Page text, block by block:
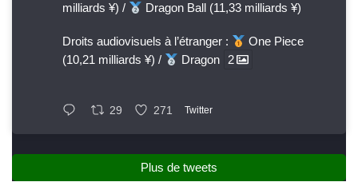
milliards ¥) /
Dragon Ball (11,33 milliards ¥)
Droits audiovisuels à l’étranger :
One Piece
(10,21 milliards ¥) /
Dragon 2
29 271 Twitter
Plus de tweets